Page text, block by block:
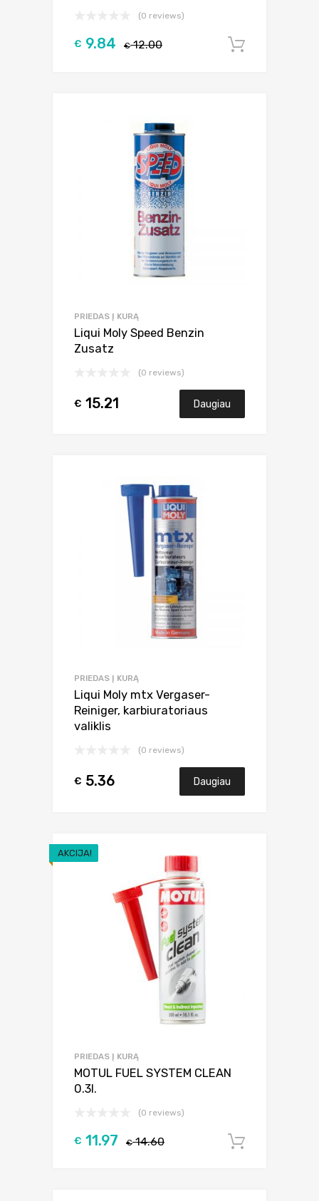
(0 reviews)
€12.00
€ 9.84
PRIEDAS Į KURĄ
Liqui Moly Speed Benzin
Zusatz
(0 reviews)
€ 15.21 Daugiau
PRIEDAS Į KURĄ
Liqui Moly mtx Vergaser-
Reiniger, karbiuratoriaus
valiklis
(0 reviews)
€ 5.36 Daugiau
AKCIJA!
PRIEDAS Į KURĄ
MOTUL FUEL SYSTEM CLEAN
0.3l.
(0 reviews)
€14.60
€ 11.97